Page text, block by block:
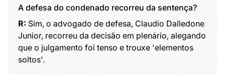
A defesa do condenado recorreu da sentença?
R:Sim, o advogado de defesa, Claudio Dalledone
Junior, recorreu da decisão em plenário, alegando
que o julgamento foi tenso e trouxe 'elementos
soltos'.